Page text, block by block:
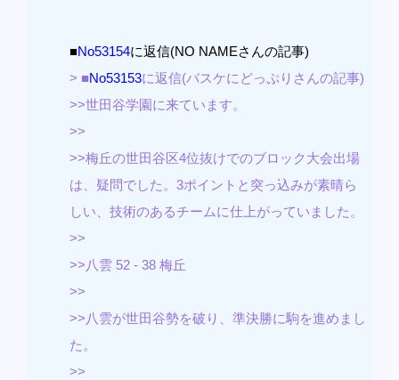
■No53154に返信(NO NAMEさんの記事)
> ■No53153に返信(バスケにどっぷりさんの記事)
>>世田谷学園に来ています。
>>
>>梅丘の世田谷区4位抜けでのブロック大会出場
は、疑問でした。3ポイントと突っ込みが素晴ら
しい、技術のあるチームに仕上がっていました。
>>
>>八雲 52 - 38 梅丘
>>
>>八雲が世田谷勢を破り、準決勝に駒を進めまし
た。
>>